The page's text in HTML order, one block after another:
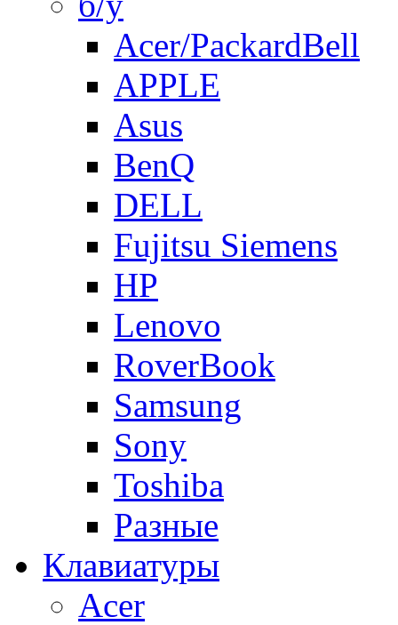
Acer/PackardBell
APPLE
Asus
BenQ
DELL
Fujitsu Siemens
HP
Lenovo
RoverBook
Samsung
Sony
Toshiba
Разные
Клавиатуры
Acer